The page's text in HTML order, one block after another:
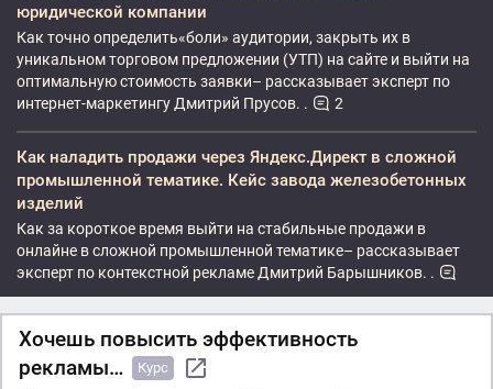
Хочешь повысить эффективность
рекламы…
Курс
юридической компании
Как точно определить«боли» аудитории, закрыть их в
уникальном торговом предложении (УТП) на сайте и выйти на
оптимальную стоимость заявки– рассказывает эксперт по
интернет-маркетингу Дмитрий Прусов. .
2
Как наладить продажи через Яндекс.Директ в сложной
промышленной тематике. Кейс завода железобетонных
изделий
Как за короткое время выйти на стабильные продажи в
онлайне в сложной промышленной тематике– рассказывает
эксперт по контекстной рекламе Дмитрий Барышников. .